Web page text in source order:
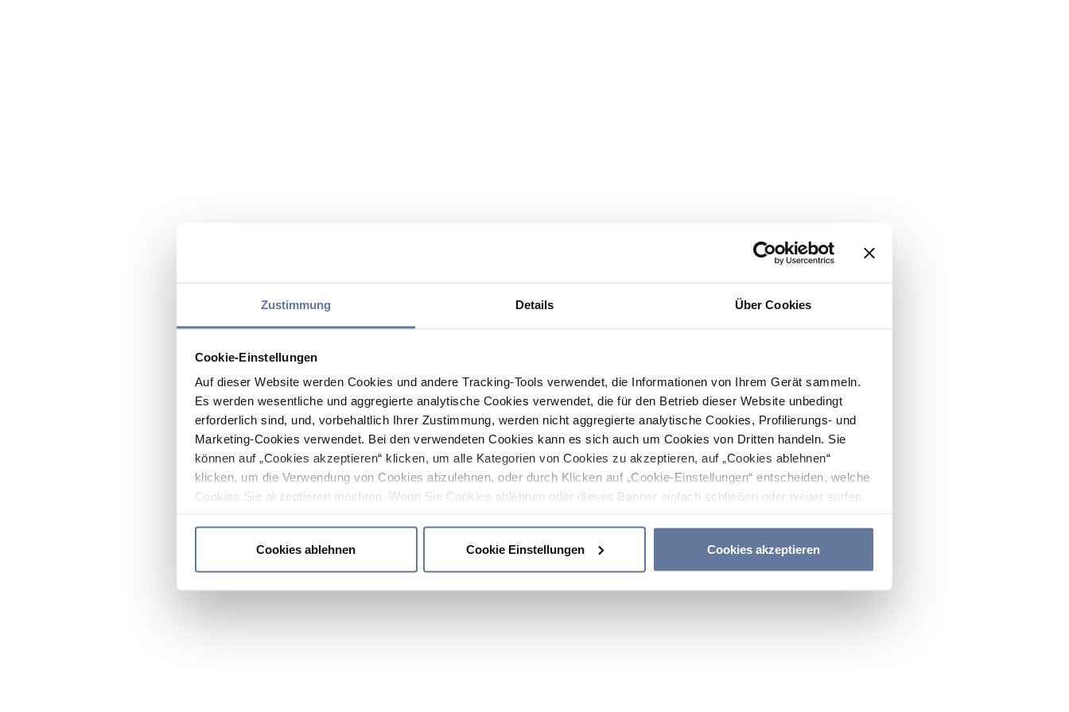
Zustimmung Details Über Cookies
Cookie-Einstellungen
Auf dieser Website werden Cookies und andere Tracking-Tools verwendet, die Informationen von Ihrem Gerät sammeln.
Es werden wesentliche und aggregierte analytische Cookies verwendet, die für den Betrieb dieser Website unbedingt
erforderlich sind, und, vorbehaltlich Ihrer Zustimmung, werden nicht aggregierte analytische Cookies, Profilierungs- und
Marketing-Cookies verwendet. Bei den verwendeten Cookies kann es sich auch um Cookies von Dritten handeln. Sie
können auf „Cookies akzeptieren“ klicken, um alle Kategorien von Cookies zu akzeptieren, auf „Cookies ablehnen“
klicken, um die Verwendung von Cookies abzulehnen, oder durch Klicken auf „Cookie-Einstellungen“ entscheiden, welche
Cookies Sie akzeptieren möchten. Wenn Sie Cookies ablehnen oder dieses Banner einfach schließen oder weiter surfen,
Cookies ablehnen
Cookie Einstellungen Cookies akzeptieren